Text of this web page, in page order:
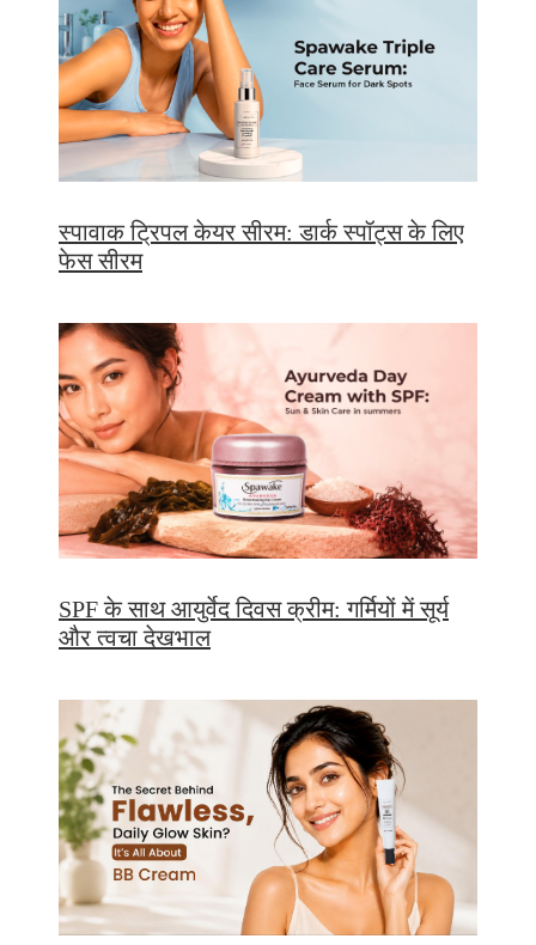
स्पावाक ट्रिपल केयर सीरम: डार्क स्पॉट्स के लिए
फेस सीरम
SPF के साथ आयुर्वेद दिवस क्रीम: गर्मियों में सूर्य
और त्वचा देखभाल